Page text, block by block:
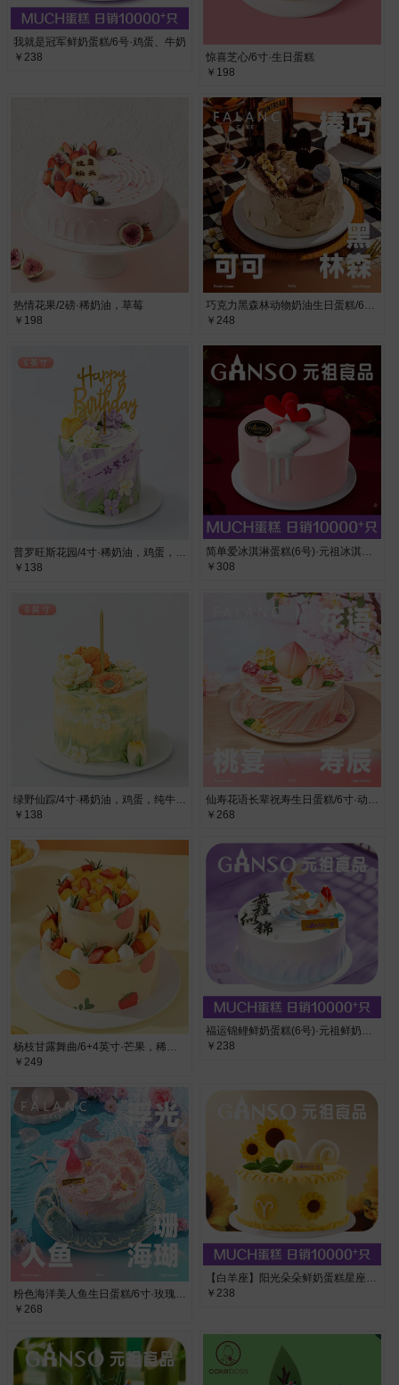
我就是冠军鲜奶蛋糕/6号·鸡蛋、牛奶
￥238
惊喜芝心/6寸·生日蛋糕
￥198
热情花果/2磅·稀奶油，草莓
￥198
￥248
￥138
简单爱冰淇淋蛋糕(6号)·元祖冰淇淋蛋糕，夹心蔓越莓桑葚
￥308
绿野仙踪/4寸·稀奶油，鸡蛋，纯牛奶，代可可脂巧克力
￥138
仙寿花语长辈祝寿生日蛋糕/6寸·动物奶油
￥268
杨枝甘露舞曲/6+4英寸·芒果，稀奶油，鸡蛋，芒果果酱
￥249
￥238
粉色海洋美人鱼生日蛋糕/6寸·玫瑰奶油 白桃果肉
￥268
￥238